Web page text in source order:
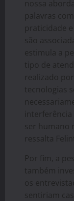
nossa
palavras
praticidade
são
estimula a
tipo de
realizado
tecnologias
ser humano
ressalta
Por fim, a
também
os
sentiriam